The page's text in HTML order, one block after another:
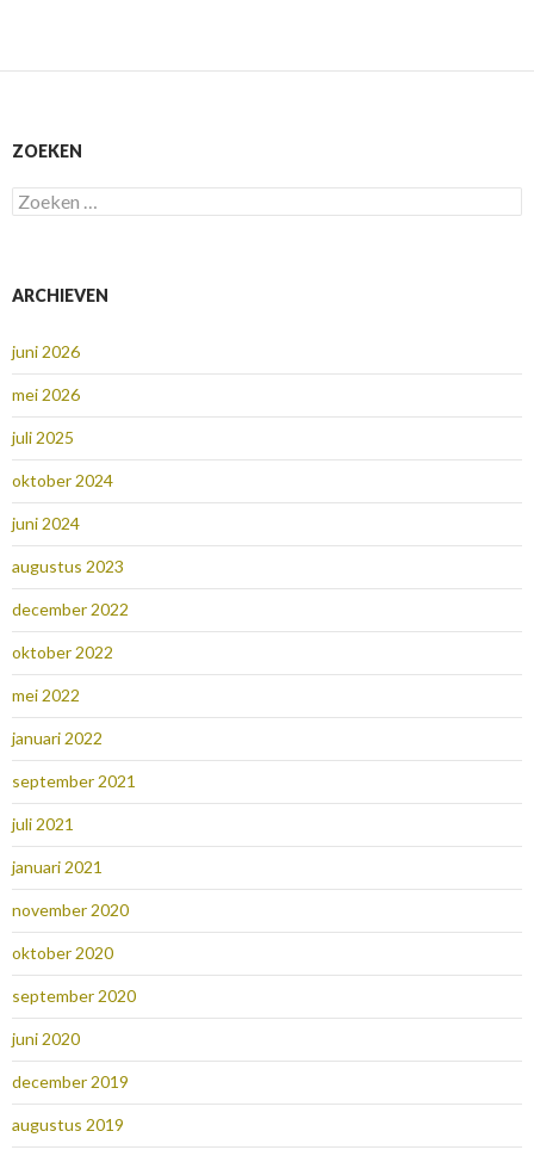
ZOEKEN
Zoeken
naar:
ARCHIEVEN
juni 2026
mei 2026
juli 2025
oktober 2024
juni 2024
augustus 2023
december 2022
oktober 2022
mei 2022
januari 2022
september 2021
juli 2021
januari 2021
november 2020
oktober 2020
september 2020
juni 2020
december 2019
augustus 2019